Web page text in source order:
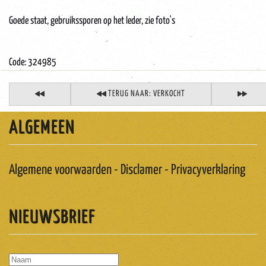
Goede staat, gebruikssporen op het leder, zie foto's
Code: 324985
TERUG NAAR: VERKOCHT
ALGEMEEN
Algemene voorwaarden - Disclamer - Privacyverklaring
NIEUWSBRIEF